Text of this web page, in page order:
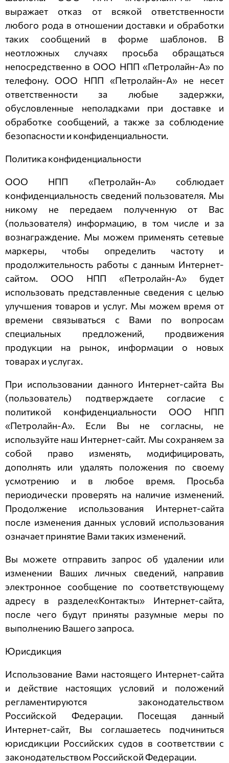
выражает отказ от всякой ответственности
любого рода в отношении доставки и обработки
таких сообщений в форме шаблонов. В
неотложных случаях просьба обращаться
непосредственно в ООО НПП «Петролайн-А»по
телефону. ООО НПП «Петролайн-А» не несет
ответственности за любые задержки,
обусловленные неполадками при доставке и
обработке сообщений, а также за соблюдение
безопасности и конфиденциальности.
Политика конфиденциальности
ООО НПП «Петролайн-А»соблюдает
конфиденциальность сведений пользователя. Мы
никому не передаем полученную от Вас
(пользователя) информацию, в том числе и за
вознаграждение. Мы можем применять сетевые
маркеры, чтобы определить частоту и
продолжительность работы с данным Интернет-
сайтом. ООО НПП «Петролайн-А» будет
использовать представленные сведения с целью
улучшения товаров и услуг. Мы можем время от
времени связываться с Вами по вопросам
специальных предложений, продвижения
продукции на рынок, информации о новых
товарах и услугах.
При использовании данного Интернет-сайта Вы
(пользователь) подтверждаете согласие с
политикой конфиденциальности ООО НПП
«Петролайн-А». Если Вы не согласны, не
используйте наш Интернет-сайт. Мы сохраняем за
собой право изменять, модифицировать,
дополнять или удалять положения по своему
усмотрению и в любое время. Просьба
периодически проверять на наличие изменений.
Продолжение использования Интернет-сайта
после изменения данных условий использования
означает принятие Вами таких изменений.
Вы можете отправить запрос об удалении или
изменении Ваших личных сведений, направив
электронное сообщение по соответствующему
адресу в разделе«Контакты» Интернет-сайта,
после чего будут приняты разумные меры по
выполнению Вашего запроса.
Юрисдикция
Использование Вами настоящего Интернет-сайта
и действие настоящих условий и положений
регламентируются законодательством
Российской Федерации. Посещая данный
Интернет-сайт, Вы соглашаетесь подчиниться
юрисдикции Российских судов в соответствии с
законодательством Российской Федерации.